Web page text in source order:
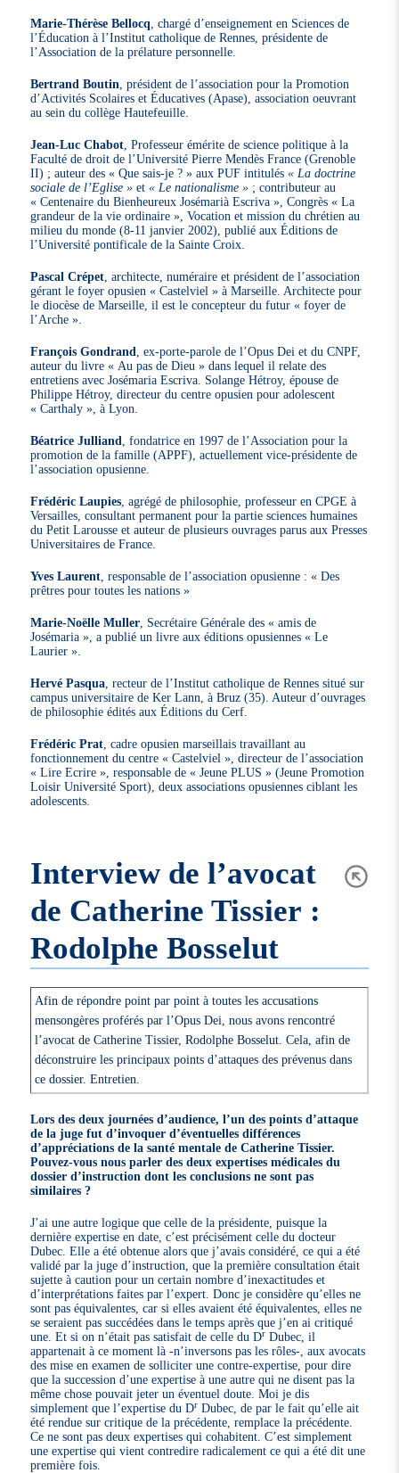
Marie-Thérèse Bellocq , chargé d’enseignement en Sciences de
l’Éducation à l’Institut catholique de Rennes, présidente de
l’Association de la prélature personnelle.
Bertrand Boutin , président de l’association pour la Promotion
d’Activités Scolaires et Éducatives (Apase), association oeuvrant
au sein du collège Hautefeuille.
Jean-Luc Chabot , Professeur émérite de science politique à la
Faculté de droit de l’Université Pierre Mendès France (Grenoble
II) ; auteur des « Que sais-je ? » aux PUF intitulés« La doctrine
sociale de l’Eglise » et« Le nationalisme » ; contributeur au
« Centenaire du Bienheureux Josémarià Escriva », Congrès « La
grandeur de la vie ordinaire », Vocation et mission du chrétien au
milieu du monde (8-11 janvier 2002), publié aux Éditions de
l’Université pontificale de la Sainte Croix.
Pascal Crépet , architecte, numéraire et président de l’association
gérant le foyer opusien « Castelviel » à Marseille. Architecte pour
le diocèse de Marseille, il est le concepteur du futur « foyer de
l’Arche ».
François Gondrand , ex-porte-parole de l’Opus Dei et du CNPF,
auteur du livre « Au pas de Dieu » dans lequel il relate des
entretiens avec Josémaria Escriva. Solange Hétroy, épouse de
Philippe Hétroy, directeur du centre opusien pour adolescent
« Carthaly », à Lyon.
Béatrice Julliand , fondatrice en 1997 de l’Association pour la
promotion de la famille (APPF), actuellement vice-présidente de
l’association opusienne.
Frédéric Laupies , agrégé de philosophie, professeur en CPGE à
Versailles, consultant permanent pour la partie sciences humaines
du Petit Larousse et auteur de plusieurs ouvrages parus aux Presses
Universitaires de France.
Yves Laurent , responsable de l’association opusienne : « Des
prêtres pour toutes les nations »
Marie-Noëlle Muller , Secrétaire Générale des « amis de
Josémaria », a publié un livre aux éditions opusiennes « Le
Laurier ».
Hervé Pasqua , recteur de l’Institut catholique de Rennes situé sur
campus universitaire de Ker Lann, à Bruz (35). Auteur d’ouvrages
de philosophie édités aux Éditions du Cerf.
Frédéric Prat , cadre opusien marseillais travaillant au
fonctionnement du centre « Castelviel », directeur de l’association
« Lire Ecrire », responsable de « Jeune PLUS » (Jeune Promotion
Loisir Université Sport), deux associations opusiennes ciblant les
adolescents.
Interview de l’avocat
de Catherine Tissier :
Rodolphe Bosselut
Afin de répondre point par point à toutes les accusations
mensongères proférés par l’Opus Dei, nous avons rencontré
l’avocat de Catherine Tissier, Rodolphe Bosselut. Cela, afin de
déconstruire les principaux points d’attaques des prévenus dans
ce dossier. Entretien.
Lors des deux journées d’audience, l’un des points d’attaque
de la juge fut d’invoquer d’éventuelles différences
d’appréciations de la santé mentale de Catherine Tissier.
Pouvez-vous nous parler des deux expertises médicales du
dossier d’instruction dont les conclusions ne sont pas
similaires ?
J’ai une autre logique que celle de la présidente, puisque la
dernière expertise en date, c’est précisément celle du docteur
Dubec. Elle a été obtenue alors que j’avais considéré, ce qui a été
validé par la juge d’instruction, que la première consultation était
sujette à caution pour un certain nombre d’inexactitudes et
d’interprétations faites par l’expert. Donc je considère qu’elles ne
sont pas équivalentes, car si elles avaient été équivalentes, elles ne
se seraient pas succédées dans le temps après que j’en ai critiqué
une. Et si on n’était pas satisfait de celle du Dr Dubec, il
appartenait à ce moment là -n’inversons pas les rôles-, aux avocats
des mise en examen de solliciter une contre-expertise, pour dire
que la succession d’une expertise à une autre qui ne disent pas la
même chose pouvait jeter un éventuel doute. Moi je dis
simplement que l’expertise du Dr Dubec, de par le fait qu’elle ait
été rendue sur critique de la précédente, remplace la précédente.
Ce ne sont pas deux expertises qui cohabitent. C’est simplement
une expertise qui vient contredire radicalement ce qui a été dit une
première fois.